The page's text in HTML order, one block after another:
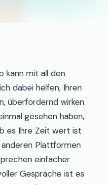
kann mit all den
dabei helfen, Ihren
überfordernd wirken.
gesehen haben,
es Ihre Zeit wert ist
Plattformen
einfacher
Gespräche ist es